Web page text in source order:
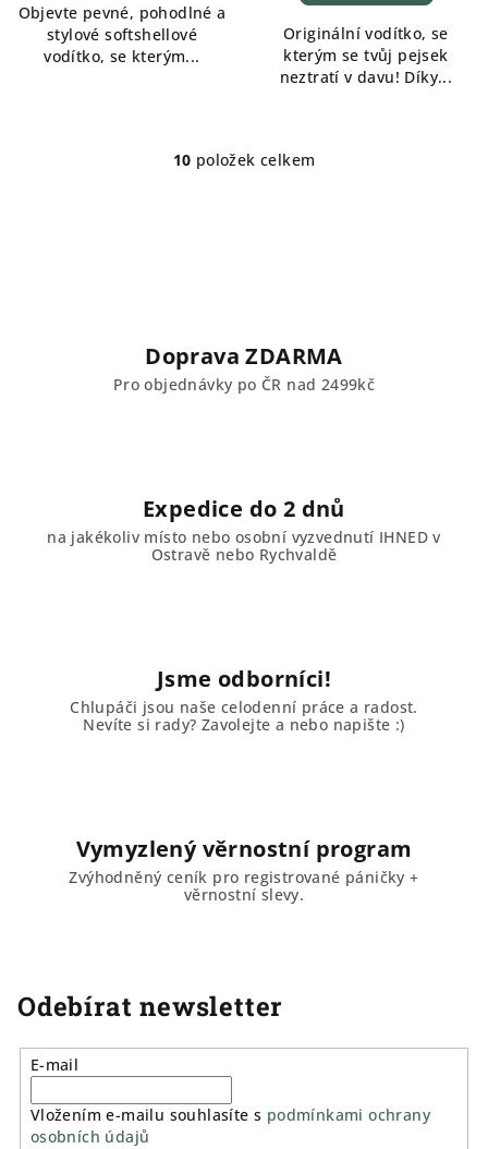
Objevte pevné, pohodlné a
stylové softshellové
vodítko, se kterým...
Originální vodítko, se
kterým se tvůj pejsek
neztratí v davu! Díky...
O
í
p
r
ý
p
10 položek celkem
Doprava ZDARMA
Pro objednávky po ČR nad 2499kč
Expedice do 2 dnů
na jakékoliv místo nebo osobní vyzvednutí IHNED v
Ostravě nebo Rychvaldě
Jsme odborníci!
Chlupáči jsou naše celodenní práce a radost.
Nevíte si rady? Zavolejte a nebo napište :)
Vymyzlený věrnostní program
Zvýhodněný ceník pro registrované páničky +
věrnostní slevy.
Odebírat newsletter
E-mail
Vložením e-mailu souhlasíte s podmínkami ochrany
osobních údajů